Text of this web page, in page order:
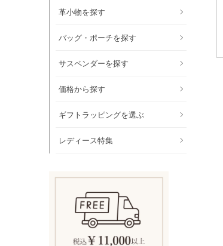
革小物を探す
バッグ・ポーチを探す
サスペンダーを探す
価格から探す
ギフトラッピングを選ぶ
レディース特集